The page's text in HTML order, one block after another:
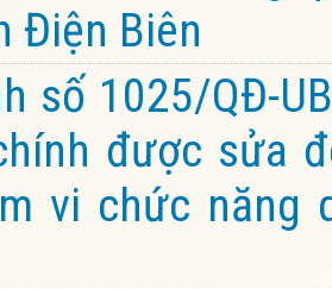
Điện Biên
số 1025/QĐ-
được sửa
vi chức năng